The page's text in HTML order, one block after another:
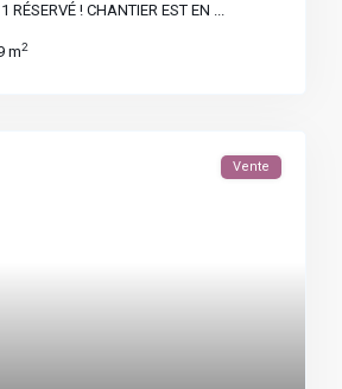
RÉSERVÉ ! CHANTIER EST EN ...
m2
Vente